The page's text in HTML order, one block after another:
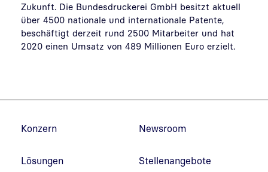
Zukunft. Die Bundesdruckerei GmbH besitzt aktuell
über 4500 nationale und internationale Patente,
beschäftigt derzeit rund 2500 Mitarbeiter und hat
2020 einen Umsatz von 489 Millionen Euro erzielt.
Konzern
Lösungen
Newsroom
Stellenangebote